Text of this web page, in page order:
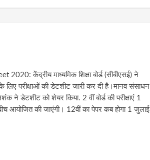
2020: केंद्रीय माध्यमिक शिक्षा बोर्ड (सीबीएसई) ने
लिए परीक्षाओं की डेटशीट जारी कर दी है।मानव संसाधन
ने डेटशीट को शेयर किया. 2 वीं बोर्ड की परीक्षाएं 1
आयोजित की जाएंगी। 12वीं का पेपर कब होगा 1 जुलाई